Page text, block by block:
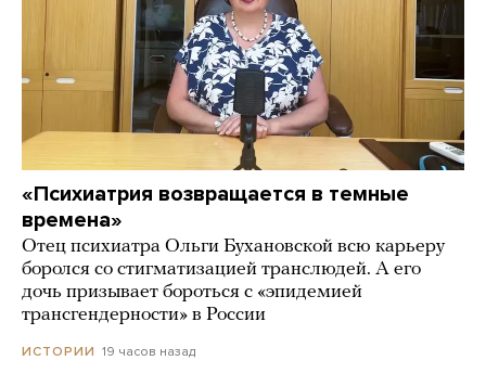
«Психиатрия возвращается в темные
времена»
Отец психиатра Ольги Бухановской всю карьеру
боролся со стигматизацией транслюдей. А его
дочь призывает бороться с «эпидемией
трансгендерности» в России
ИСТОРИИ 19 часов назад